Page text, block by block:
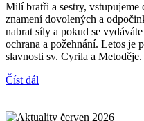
Milí bratři a sestry, vstupujeme
znamení dovolených a
nabrat síly a pokud se
ochrana a požehnání. Letos je
slavnosti sv. Cyrila a Metoděje.
Číst dál